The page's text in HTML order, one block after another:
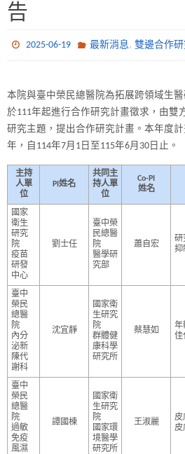
告
2025-06-19 最新消息, 雙邊合作
本院與臺中榮民總醫院為拓展跨領域生
於111年起進行合作研究計畫徵求，由雙
研究主題，提出合作研究計畫。本年度
年，自114年7月1日至115年6月30日止。
主持
人單
位
PI姓名
共同主
持人單
位
Co-PI
姓名
國家
衛生
研究
院
疫苗
研發
中心
劉士任
臺中榮
民總醫
院
醫學研
究部
蕭自宏
研
抑
臺中
榮民
總醫
院
內分
泌新
陳代
謝科
沈宜靜
國家衛
生研究
院
群體健
康科學
研究所
蔡慧如
年
佳
臺中
榮民
總醫
院
過敏
免疫
風濕
譚國棟
國家衛
生研究
院
國家環
境醫學
研究所
王淑麗
皮
皮